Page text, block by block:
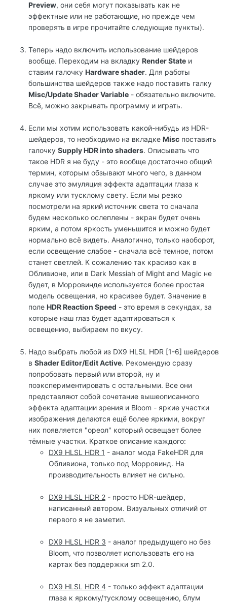
Preview, они себя могут показывать как не
эффектные или не работающие, но прежде чем
проверять в игре прочитайте следующие пункты).
Теперь надо включить использование шейдеров
вообще. Переходим на вкладку Render State и
ставим галочку Hardware shader. Для работы
большинства шейдеров также надо поставить галку
Misc/Update Shader Variable - обязательно включите.
Всё, можно закрывать программу и играть.
Если мы хотим использовать какой-нибудь из HDR-
шейдеров, то необходимо на вкладке Misc поставить
галочку Supply HDR into shaders. Описывать что
такое HDR я не буду - это вообще достаточно общий
термин, которым обзывают много чего, в данном
случае это эмуляция эффекта адаптации глаза к
яркому или тусклому свету. Если мы резко
посмотрели на яркий источник света то сначала
будем несколько ослеплены - экран будет очень
ярким, а потом яркость уменьшится и можно будет
нормально всё видеть. Аналогично, только наоборот,
если освещение слабое - сначала всё темное, потом
станет светлей. К сожалению так красиво как в
Обливионе, или в Dark Messiah of Might and Magic не
будет, в Морровинде используется более простая
модель освещения, но красивее будет. Значение в
поле HDR Reaction Speed - это время в секундах, за
которые наш глаз будет адаптироваться к
освещению, выбираем по вкусу.
Надо выбрать любой из DX9 HLSL HDR [1-6] шейдеров
в Shader Editor/Edit Active. Рекомендую сразу
попробовать первый или второй, ну и
поэкспериментировать с остальными. Все они
представляют собой сочетание вышеописанного
эффекта адаптации зрения и Bloom - яркие участки
изображения делаются ещё более яркими, вокруг
них появляется "ореол" который освещает более
тёмные участки. Краткое описание каждого:
DX9 HLSL HDR 1 - аналог мода FakeHDR для
Обливиона, только под Морровинд. На
производительность влияет не сильно.
DX9 HLSL HDR 2 - просто HDR-шейдер,
написанный автором. Визуальных отличий от
первого я не заметил.
DX9 HLSL HDR 3 - аналог предыдущего но без
Bloom, что позволяет использовать его на
картах без поддержки sm 2.0.
DX9 HLSL HDR 4 - только эффект адаптации
глаза к яркому/тусклому освещению, блум